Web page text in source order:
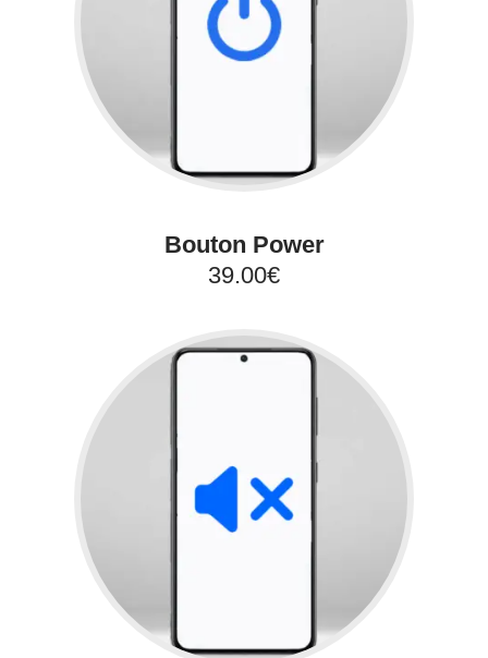
Bouton Power
39.00€